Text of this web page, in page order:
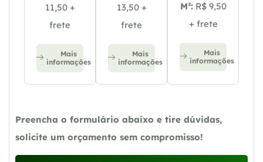
11,50 +
frete
Mais
informações
13,50 +
frete
Mais
informações
M²: R$ 9,50
+ frete
Mais
informações
Preencha o formulário abaixo e tire dúvidas,
solicite um orçamento sem compromisso!